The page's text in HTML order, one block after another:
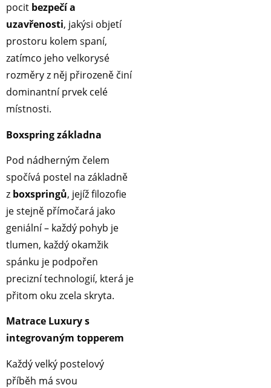
pocit bezpečí a
uzavřenosti, jakýsi objetí
prostoru kolem spaní,
zatímco jeho velkorysé
rozměry z něj přirozeně činí
dominantní prvek celé
místnosti.
Boxspring základna
Pod nádherným čelem
spočívá postel na základně
z boxspringů, jejíž filozofie
je stejně přímočará jako
geniální – každý pohyb je
tlumen, každý okamžik
spánku je podpořen
precizní technologií, která je
přitom oku zcela skryta.
Matrace Luxury s
integrovaným topperem
Každý velký postelový
příběh má svou